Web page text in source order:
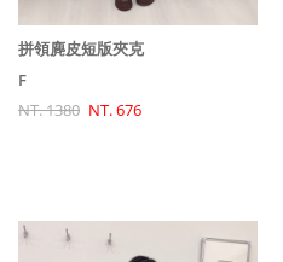
拼領麂皮短版夾克
F
NT. 1380 NT. 676